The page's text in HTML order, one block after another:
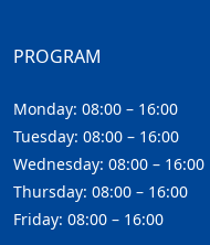
PROGRAM
Monday: 08:00 – 16:00
Tuesday: 08:00 – 16:00
Wednesday: 08:00 – 16:00
Thursday: 08:00 – 16:00
Friday: 08:00 – 16:00